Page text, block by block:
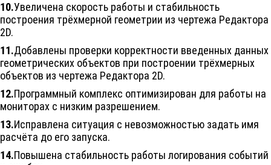
10.Увеличена скорость работы и стабильность
построения трёхмерной геометрии из чертежа Редактора
2D.
11.Добавлены проверки корректности введенных данных
геометрических объектов при построении трёхмерных
объектов из чертежа Редактора 2D.
12.Программный комплекс оптимизирован для работы на
мониторах с низким разрешением.
13.Исправлена ситуация с невозможностью задать имя
расчёта до его запуска.
14.Повышена стабильность работы логирования событий